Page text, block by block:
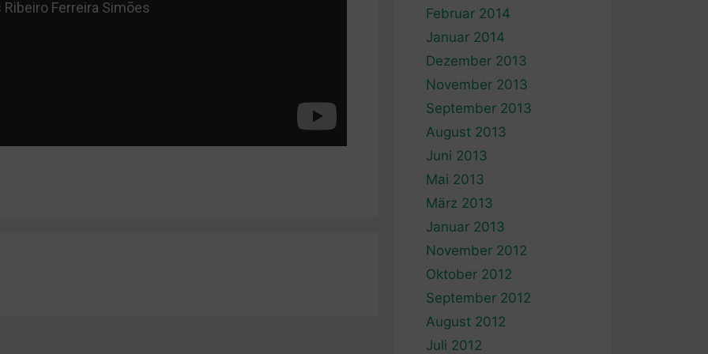
Februar 2014
Januar 2014
Dezember 2013
November 2013
September 2013
August 2013
Juni 2013
Mai 2013
März 2013
Januar 2013
November 2012
Oktober 2012
September 2012
August 2012
Juli 2012